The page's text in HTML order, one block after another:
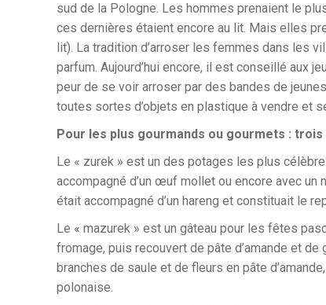
sud de la Pologne. Les hommes prenaient le
ces dernières étaient encore au lit. Mais elles
lit). La tradition d’arroser les femmes dans les
parfum. Aujourd’hui encore, il est conseillé aux
peur de se voir arroser par des bandes de
toutes sortes d’objets en plastique à vendre et
Pour les plus gourmands ou gourmets :
Le « zurek » est un des potages les plus
accompagné d’un œuf mollet ou encore avec un
était accompagné d’un hareng et constituait le
Le « mazurek » est un gâteau pour les fêtes
fromage, puis recouvert de pâte d’amande et
branches de saule et de fleurs en pâte
polonaise.